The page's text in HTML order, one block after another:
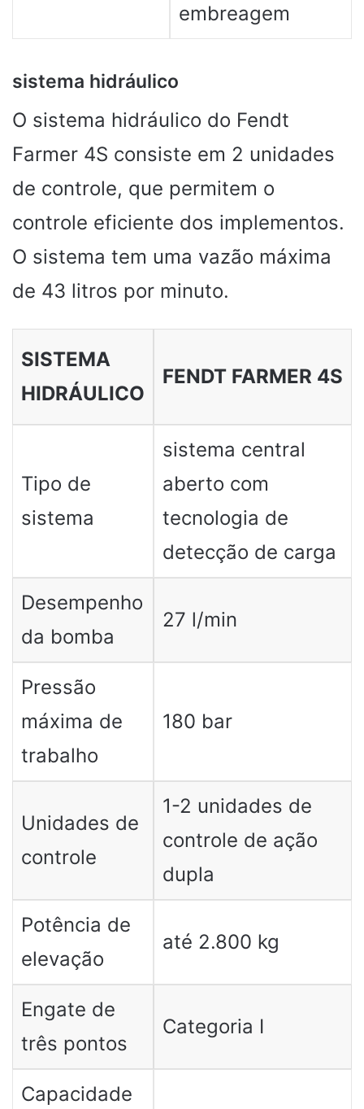
embreagem
sistema hidráulico
O sistema hidráulico do Fendt
Farmer 4S consiste em 2 unidades
de controle, que permitem o
controle eficiente dos implementos.
O sistema tem uma vazão máxima
de 43 litros por minuto.
SISTEMA
HIDRÁULICO
FENDT FARMER 4S
Tipo de
sistema
sistema central
aberto com
tecnologia de
detecção de carga
Desempenho
da bomba
27 l/min
Pressão
máxima de
trabalho
180 bar
Unidades de
controle
1-2 unidades de
controle de ação
dupla
Potência de
elevação
até 2.800 kg
Engate de
três pontos
Categoria I
Capacidade